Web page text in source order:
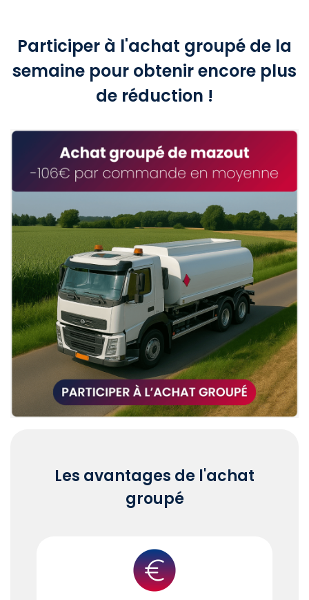
Participer à l'achat groupé de la
semaine pour obtenir encore plus
de réduction !
Les avantages de l'achat
groupé